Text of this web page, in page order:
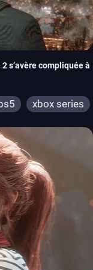
s’avère compliquée à
xbox series